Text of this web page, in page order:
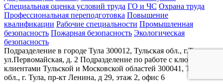
Специальная оценка условий труда ГО и ЧС Охрана труда
Профессиональная переподготовка Повышение
квалификации Рабочие специальности Промышленная
безопасность Пожарная безопасность Экологическая
безопасность
Подразделение в городе Тула 300012, Тульская обл., г.Тула,
ул.Первомайская, д. 2 Подразделение по работе с ключевыми
клиентами Тульской и Московской областей 300041, Тульская
обл., г. Тула, пр-кт Ленина, д 29, этаж 2, офис 6